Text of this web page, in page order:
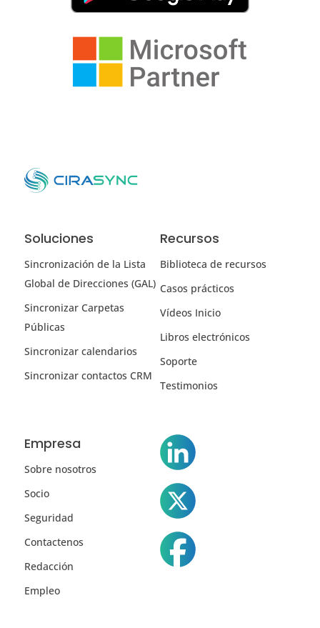
Soluciones
Sincronización de la Lista
Global de Direcciones (GAL)
Sincronizar Carpetas
Públicas
Sincronizar calendarios
Sincronizar contactos CRM
Recursos
Biblioteca de recursos
Casos prácticos
Vídeos Inicio
Libros electrónicos
Soporte
Testimonios
Empresa
Sobre nosotros
Socio
Seguridad
Contactenos
Redacción
Empleo